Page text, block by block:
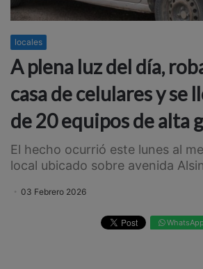
locales
A plena luz del día,
casa de celulares y se
de 20 equipos de alta
El hecho ocurrió este lunes al
local ubicado sobre avenida
03 Febrero 2026
WhatsApp